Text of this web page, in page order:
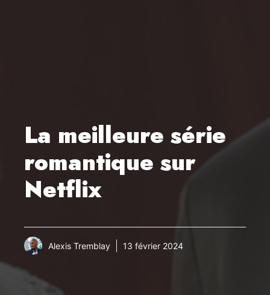
La meilleure série
romantique sur
Netflix
Alexis Tremblay 13 février 2024